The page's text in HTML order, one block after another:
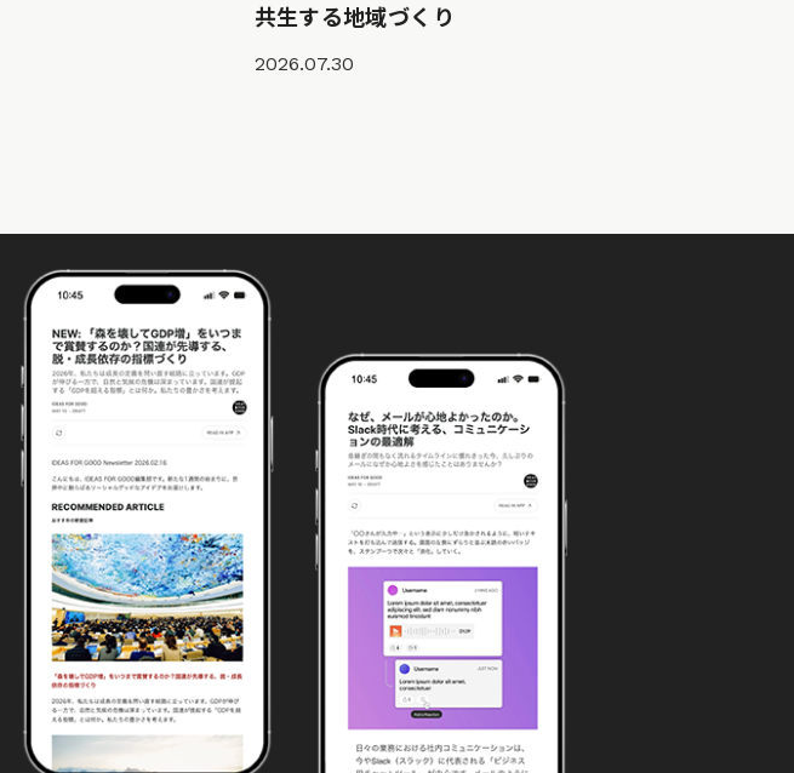
共生する地域づくり
2026.07.30